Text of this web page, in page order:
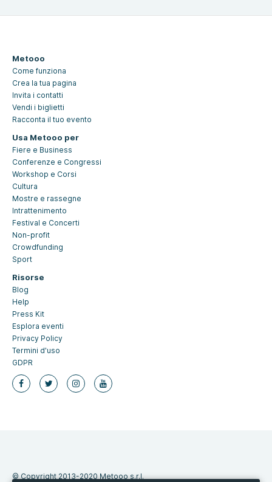
Metooo
Come funziona
Crea la tua pagina
Invita i contatti
Vendi i biglietti
Racconta il tuo evento
Usa Metooo per
Fiere e Business
Conferenze e Congressi
Workshop e Corsi
Cultura
Mostre e rassegne
Intrattenimento
Festival e Concerti
Non-profit
Crowdfunding
Sport
Risorse
Blog
Help
Press Kit
Esplora eventi
Privacy Policy
Termini d'uso
GDPR
© Copyright 2013-2020 Metooo s.r.l.